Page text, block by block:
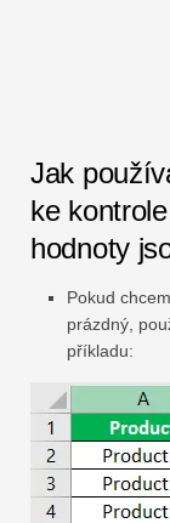
Jak
ke
hodnoty
Pokud
prázdný,
příkladu: